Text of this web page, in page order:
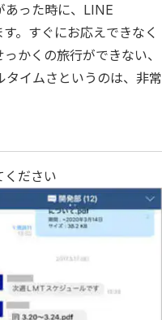
あった時に、LINE
。すぐにお応えできなく
かくの旅行ができない、
タイムさというのは、非常
ください